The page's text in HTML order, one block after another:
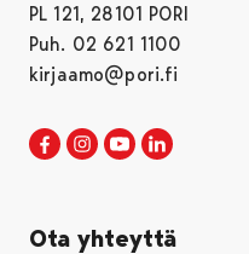
PL 121, 28101 PORI
Puh. 02 621 1100
kirjaamo@pori.fi
Porin kaupunki
Avautuu uudessa
Porin kaupunki
Avautuu uudessa
Porin
Avautuu
Ota yhteyttä